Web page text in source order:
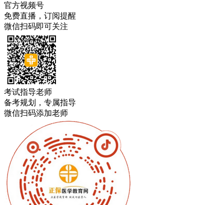
官方视频号
免费直播，订阅提醒
微信扫码即可关注
考试指导老师
备考规划，专属指导
微信扫码添加老师